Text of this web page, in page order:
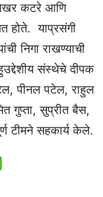
कटरे आणि
होते. याप्रसंगी
निगा राखण्याची
संस्थेचे दीपक
पीनल पटेल, राहुल
गुप्ता, सुप्रीत बैस,
टीमने सहकार्य केले.